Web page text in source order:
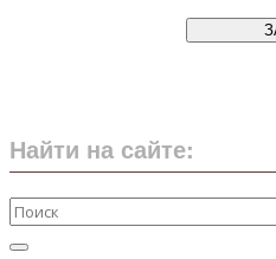
Найти на сайте: